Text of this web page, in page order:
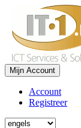
Mijn Account
Account
Registreer